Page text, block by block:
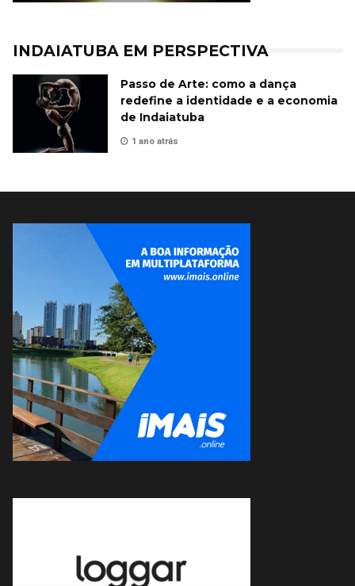
INDAIATUBA EM PERSPECTIVA
Passo de Arte: como a dança
redefine a identidade e a economia
de Indaiatuba
1 ano atrás